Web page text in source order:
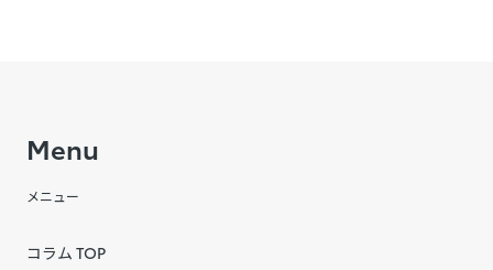
Menu
メニュー
コラム TOP